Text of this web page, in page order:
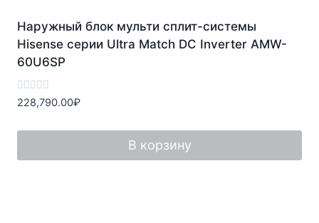
Наружный блок мульти сплит-системы
Hisense серии Ultra Match DC Inverter AMW-
60U6SP
Оценка
0
5
228,790.00₽
В корзину